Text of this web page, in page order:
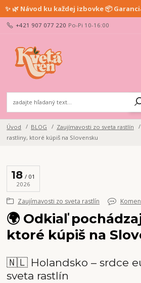
✨ 🌿 Návod ku každej izbovke 📦
+421 907 077 220 Po-Pi 10-16:00
Úvod BLOG Zaujímavosti zo sveta rastlín
rastliny, ktoré kúpiš na Slovensku
18
01
2026
Zaujímavosti zo sveta rastlín
🌍 Odkiaľ
ktoré kúpiš na
🇳🇱 Holandsko – srdce
sveta rastlín